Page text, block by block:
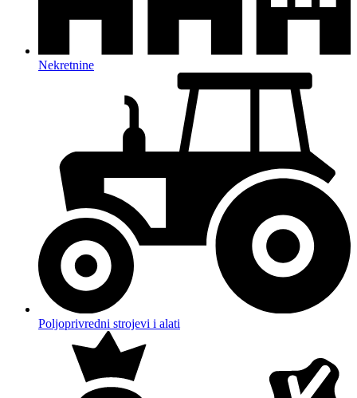
Nekretnine
Poljoprivredni strojevi i alati